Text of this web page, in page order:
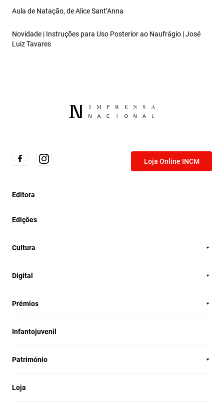
Aula de Natação, de Alice Sant’Anna
Novidade | Instruções para Uso Posterior ao Naufrágio | José
Luiz Tavares
Loja Online INCM
Editora
Edições
Cultura
Digital
Prémios
Infantojuvenil
Património
Loja